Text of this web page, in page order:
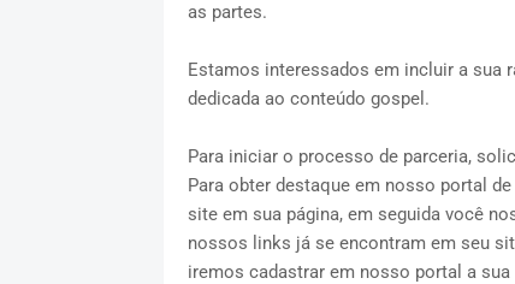
as partes.
Estamos interessados em incluir a sua
dedicada ao conteúdo gospel.
Para iniciar o processo de parceria,
Para obter destaque em nosso portal
site em sua página, em seguida você
nossos links já se encontram em seu
iremos cadastrar em nosso portal a sua